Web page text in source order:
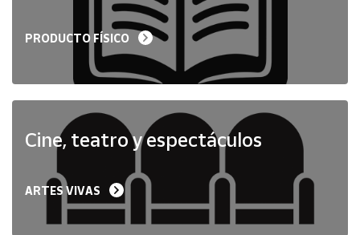
PRODUCTO FÍSICO
Cine, teatro y espectáculos
ARTES VIVAS